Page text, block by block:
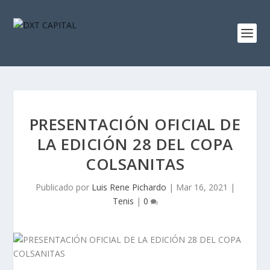
PRESENTACIÓN OFICIAL DE
LA EDICIÓN 28 DEL COPA
COLSANITAS
Publicado por Luis Rene Pichardo | Mar 16, 2021 |
Tenis | 0